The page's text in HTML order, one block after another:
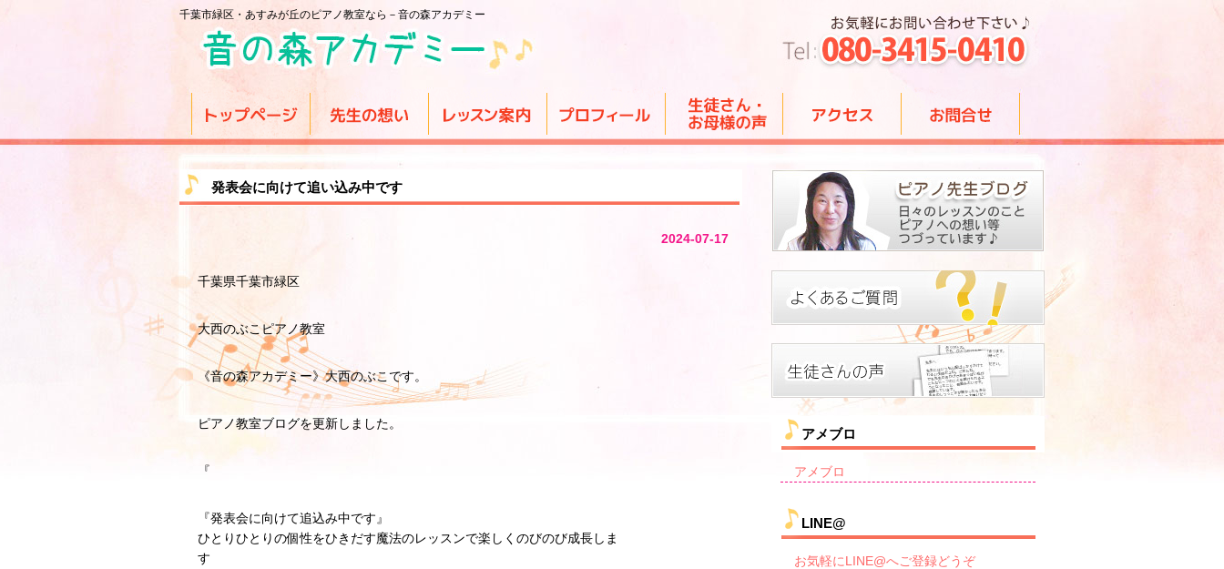
千葉市緑区・あすみが丘のピアノ教室なら－音の森アカデミー
発表会に向けて追い込み中です
2024-07-17
千葉県千葉市緑区
大西のぶこピアノ教室
《音の森アカデミー》大西のぶこです。
ピアノ教室ブログを更新しました。
『
『発表会に向けて追込み中です』
ひとりひとりの個性をひきだす魔法のレッスンで楽しくのびのび成長しま
す
アメブロ
アメブロ
LINE@
お気軽にLINE@へご登録どうぞ